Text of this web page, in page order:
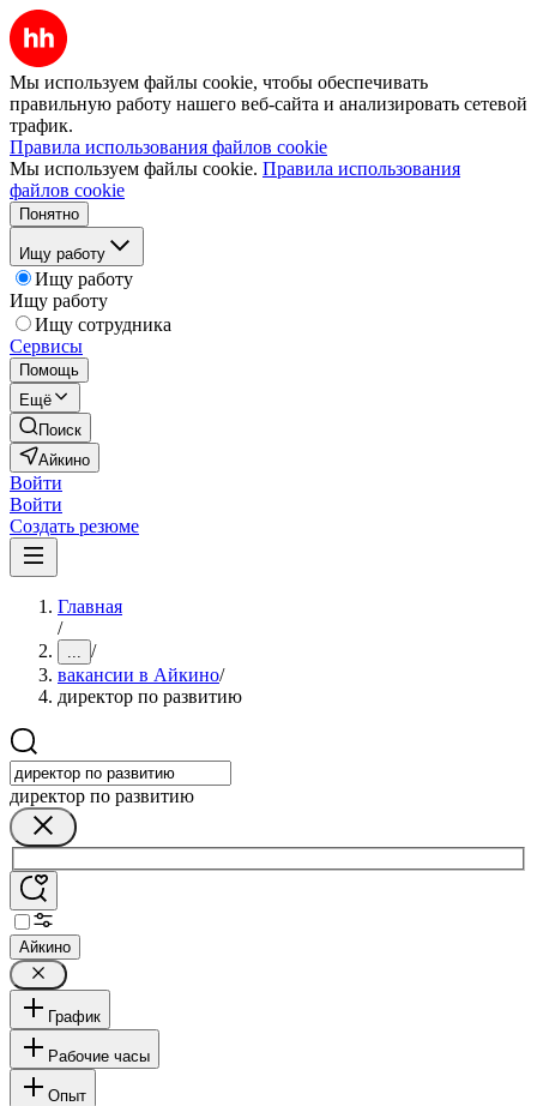
Мы используем файлы cookie, чтобы обеспечивать
правильную работу нашего веб-сайта и анализировать сетевой
трафик.
Правила использования файлов cookie
Мы используем файлы cookie. Правила использования
файлов cookie
Понятно
Ищу работу
Ищу работу
Ищу работу
Ищу сотрудника
Сервисы
Помощь
Ещё
Поиск
Айкино
Войти
Войти
Создать резюме
Главная
/
... /
вакансии в Айкино/
директор по развитию
директор по развитию
Айкино
График
Рабочие часы
Опыт